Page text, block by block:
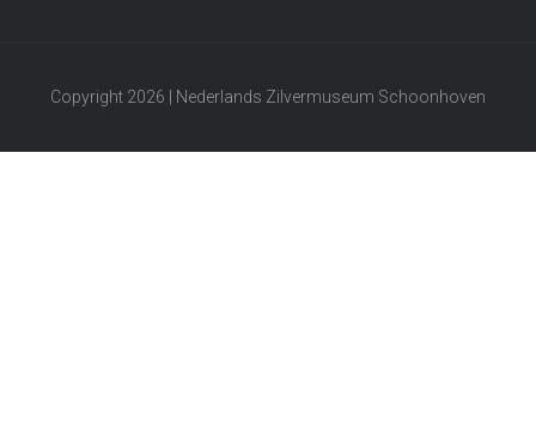
Copyright 2026 | Nederlands Zilvermuseum Schoonhoven